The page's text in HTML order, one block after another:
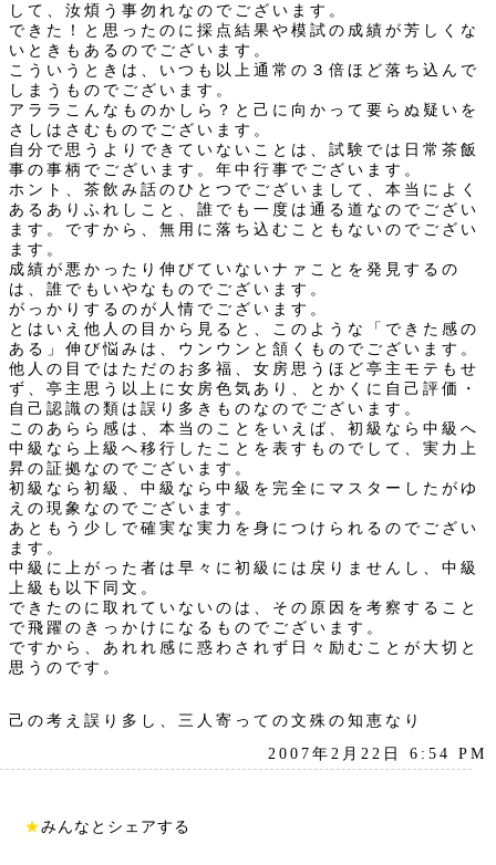
して、汝煩う事勿れなのでございます。
できた！と思ったのに採点結果や模試の成績が芳しくな
いときもあるのでございます。
こういうときは、いつも以上通常の３倍ほど落ち込んで
しまうものでございます。
アララこんなものかしら？と己に向かって要らぬ疑いを
さしはさむものでございます。
自分で思うよりできていないことは、試験では日常茶飯
事の事柄でございます。年中行事でございます。
ホント、茶飲み話のひとつでございまして、本当によく
あるありふれしこと、誰でも一度は通る道なのでござい
ます。ですから、無用に落ち込むこともないのでござい
ます。
成績が悪かったり伸びていないナァことを発見するの
は、誰でもいやなものでございます。
がっかりするのが人情でございます。
とはいえ他人の目から見ると、このような「できた感の
ある」伸び悩みは、ウンウンと頷くものでございます。
他人の目ではただのお多福、女房思うほど亭主モテもせ
ず、亭主思う以上に女房色気あり、とかくに自己評価・
自己認識の類は誤り多きものなのでございます。
このあらら感は、本当のことをいえば、初級なら中級へ
中級なら上級へ移行したことを表すものでして、実力上
昇の証拠なのでございます。
初級なら初級、中級なら中級を完全にマスターしたがゆ
えの現象なのでございます。
あともう少しで確実な実力を身につけられるのでござい
ます。
中級に上がった者は早々に初級には戻りませんし、中級
上級も以下同文。
できたのに取れていないのは、その原因を考察すること
で飛躍のきっかけになるものでございます。
ですから、あれれ感に惑わされず日々励むことが大切と
思うのです。
己の考え誤り多し、三人寄っての文殊の知恵なり
2007年2月22日 6:54 PM
★みんなとシェアする